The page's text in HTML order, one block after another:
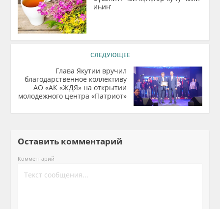
иһиҥ
СЛЕДУЮЩЕЕ
Глава Якутии вручил
благодарственное коллективу
АО «АК «ЖДЯ» на открытии
молодежного центра «Патриот»
Оставить комментарий
Комментарий